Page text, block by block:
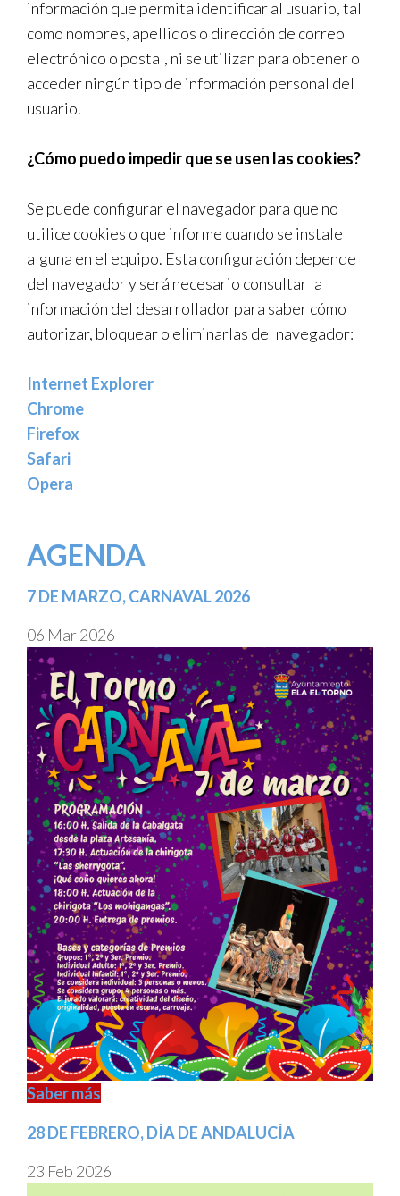
información que permita identificar al usuario, tal
como nombres, apellidos o dirección de correo
electrónico o postal, ni se utilizan para obtener o
acceder ningún tipo de información personal del
usuario.
¿Cómo puedo impedir que se usen las cookies?
Se puede configurar el navegador para que no
utilice cookies o que informe cuando se instale
alguna en el equipo. Esta configuración depende
del navegador y será necesario consultar la
información del desarrollador para saber cómo
autorizar, bloquear o eliminarlas del navegador:
Internet Explorer
Chrome
Firefox
Safari
Opera
AGENDA
7 DE MARZO, CARNAVAL 2026
06 Mar 2026
Saber más
28 DE FEBRERO, DÍA DE ANDALUCÍA
23 Feb 2026